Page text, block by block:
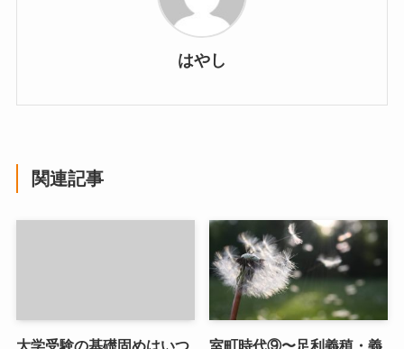
はやし
関連記事
大学受験の基礎固めはいつ
室町時代⑨〜足利義稙・義